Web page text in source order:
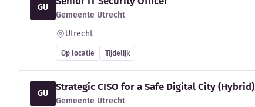
GU
Gemeente Utrecht
Utrecht
Op locatie Tijdelijk
GU
Strategic CISO for a Safe Digital City (Hybrid)
Gemeente Utrecht